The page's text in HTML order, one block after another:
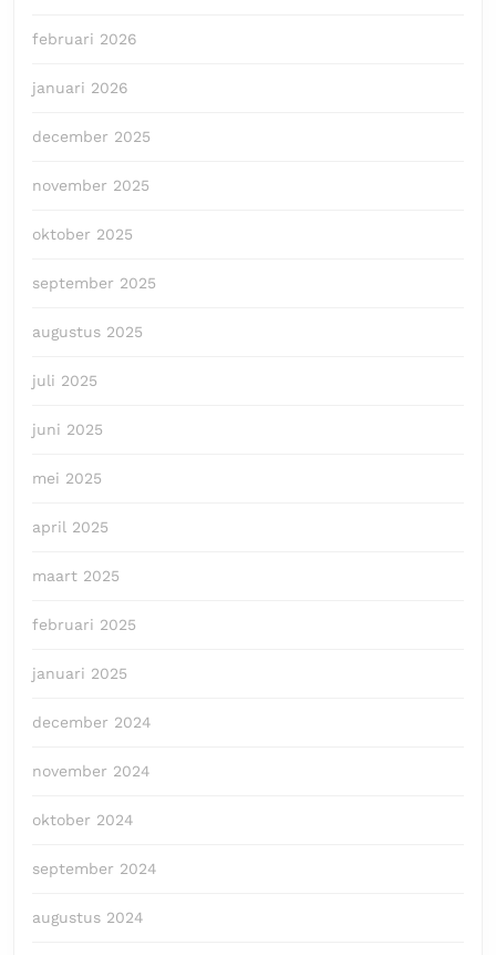
februari 2026
januari 2026
december 2025
november 2025
oktober 2025
september 2025
augustus 2025
juli 2025
juni 2025
mei 2025
april 2025
maart 2025
februari 2025
januari 2025
december 2024
november 2024
oktober 2024
september 2024
augustus 2024